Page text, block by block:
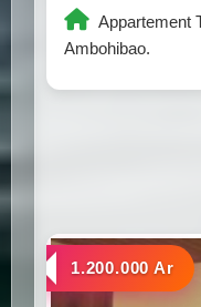
Appartement
Ambohibao.
a louer
1.200.000 Ar